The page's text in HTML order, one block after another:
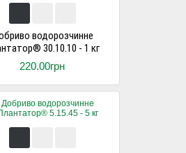
водорозчинне
30.10.10 - 1 кг
220.00грн